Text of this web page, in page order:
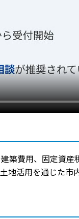
築費用、固定資産
地活用を通じた市